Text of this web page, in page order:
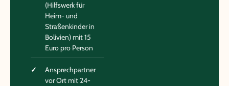
(Hilfswerk für
Heim- und
Straßenkinder in
Bolivien) mit 15
Euro pro Person
Ansprechpartner
vor Ort mit 24-